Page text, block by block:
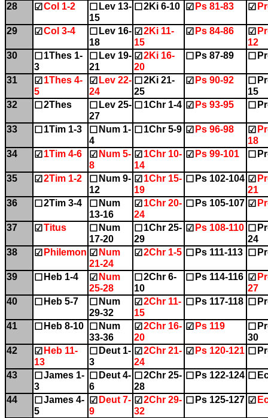
28 ☑ Col 1-2 ☐ Lev 13-
15
☐ 2Ki 6-10 ☑ Ps 81-83 ☑
29 ☑ Col 3-4 ☐ Lev 16-
18
☑ 2Ki 11-
15
☑ Ps 84-86 ☑
12
30
☐ 1Thes 1-
3
☐ Lev 19-
21
☑ 2Ki 16-
20
☐ Ps 87-89 ☐
31 ☑ 1Thes 4-
5
☑ Lev 22-
24
☐ 2Ki 21-
25
☑ Ps 90-92 ☐
15
32
☐ 2Thes ☐ Lev 25-
27
☐ 1Chr 1-4 ☑ Ps 93-95 ☐
33 ☐ 1Tim 1-3 ☐ Num 1-
4
☐ 1Chr 5-9 ☑ Ps 96-98 ☑
18
34
☑ 1Tim 4-6 ☑ Num 5-
8
☑ 1Chr 10-
14
☑ Ps 99-101 ☐
35 ☑ 2Tim 1-2 ☐ Num 9-
12
☑ 1Chr 15-
19
☐ Ps 102-104 ☑
21
36
☐ 2Tim 3-4 ☐ Num
13-16
☑ 1Chr 20-
24
☐ Ps 105-107 ☑
37 ☑ Titus ☐ Num
17-20
☐ 1Chr 25-
29
☑ Ps 108-110 ☐
24
38
☑ Philemon ☑ Num
21-24
☑ 2Chr 1-5 ☐ Ps 111-113 ☐
39 ☐ Heb 1-4 ☑ Num
25-28
☐ 2Chr 6-
10
☐ Ps 114-116 ☑
27
40
☐ Heb 5-7 ☐ Num
29-32
☑ 2Chr 11-
15
☐ Ps 117-118 ☐
41 ☐ Heb 8-10 ☐ Num
33-36
☑ 2Chr 16-
20
☑ Ps 119 ☐
30
42
☑ Heb 11-
13
☐ Deut 1-
3
☑ 2Chr 21-
24
☑ Ps 120-121 ☐
43 ☐ James 1-
3
☐ Deut 4-
6
☐ 2Chr 25-
28
☐ Ps 122-124 ☐
44 ☐ James 4-
5
☑ Deut 7-
9
☑ 2Chr 29-
32
☐ Ps 125-127 ☑